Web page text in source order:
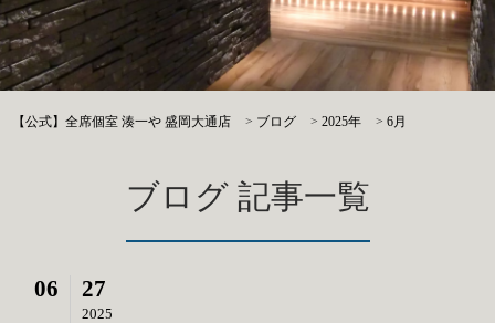
【公式】全席個室 湊一や 盛岡大通店 > ブログ >2025年 >6月
ブログ 記事一覧
06 27
2025